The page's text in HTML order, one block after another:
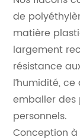
de
matière
largement
résistance
l’humidité,
emballer des
personnels.
Conception